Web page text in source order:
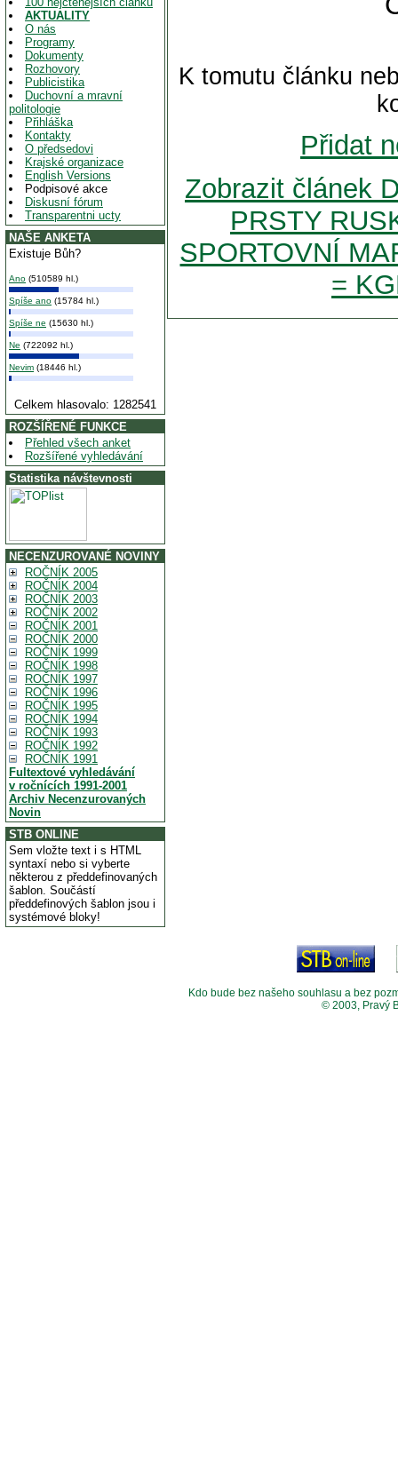
AKTUALITY
O nás
Programy
Dokumenty
Rozhovory
Publicistika
Duchovní a mravní
politologie
Přihláška
Kontakty
O předsedovi
Krajské organizace
English Versions
Podpisové akce
Diskusní fórum
Transparentni ucty
NAŠE ANKETA
Existuje Bůh?
Ano (510589 hl.)
Spíše ano (15784 hl.)
Spíše ne (15630 hl.)
Ne (722092 hl.)
Nevim (18446 hl.)
Celkem hlasovalo: 1282541
ROZŠÍŘENÉ FUNKCE
Přehled všech anket
Rozšířené vyhledávání
Statistika návštevnosti
NECENZUROVANÉ NOVINY
ROČNÍK 2005
ROČNÍK 2004
ROČNÍK 2003
ROČNÍK 2002
ROČNÍK 2001
ROČNÍK 2000
ROČNÍK 1999
ROČNÍK 1998
ROČNÍK 1997
ROČNÍK 1996
ROČNÍK 1995
ROČNÍK 1994
ROČNÍK 1993
ROČNÍK 1992
ROČNÍK 1991
Fultextové vyhledávání
v ročnících 1991-2001
Archiv Necenzurovaných
Novin
STB ONLINE
Sem vložte text i s HTML
syntaxí nebo si vyberte
některou z předdefinovaných
šablon. Součástí
předdefinových šablon jsou i
systémové bloky!
K tomutu článku
Přidat
Zobrazit článek
PRSTY
SPORTOVNÍ
=
Kdo bude bez našeho souhlasu a bez
© 2003, Pravý